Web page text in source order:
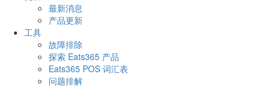
最新消息
产品更新
工具
故障排除
探索 Eats365 产品
Eats365 POS 词汇表
问题排解